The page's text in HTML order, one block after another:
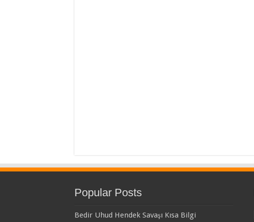
Popular Posts
Bedir Uhud Hendek Savaşı Kısa Bilgi